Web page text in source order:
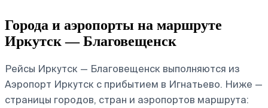
Города и аэропорты на маршруте
Иркутск — Благовещенск
Рейсы Иркутск — Благовещенск выполняются из
Аэропорт Иркутск с прибытием в Игнатьево. Ниже —
страницы городов, стран и аэропортов маршрута: